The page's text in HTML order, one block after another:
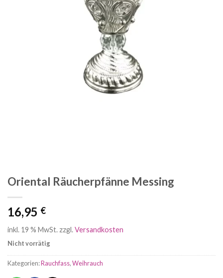
Oriental Räucherpfänne Messing
16,95 €
inkl. 19 % MwSt. zzgl.Versandkosten
Nicht vorrätig
Kategorien:Rauchfass,Weihrauch